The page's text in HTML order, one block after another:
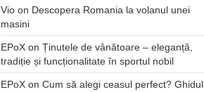
Vio on Descopera Romania la volanul unei
masini
EPoX on Ținutele de vânătoare – eleganță,
tradiție și funcționalitate în sportul nobil
EPoX on Cum să alegi ceasul perfect? Ghidul